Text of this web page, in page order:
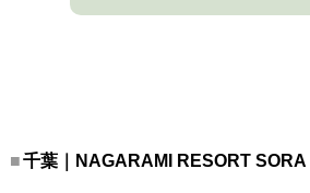
千葉｜NAGARAMI RESORT SORA